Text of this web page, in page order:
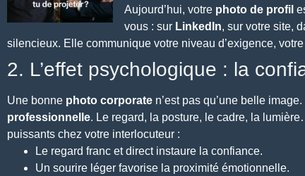
Aujourd’hui, votre photo de profil
vous : sur LinkedIn, sur votre site,
silencieux. Elle communique votre niveau d’exigence,
2. L’effet psychologique : la
Une bonne photo corporate n’est pas qu’une belle
professionnelle. Le regard, la posture, le cadre, la
puissants chez votre interlocuteur :
Le regard franc et direct instaure la confiance.
Un sourire léger favorise la proximité émotionnelle.